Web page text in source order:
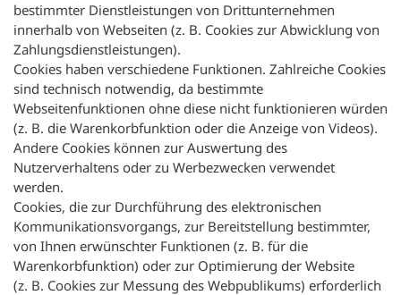
bestimmter Dienstleistungen von Drittunternehmen
innerhalb von Webseiten (z. B. Cookies zur Abwicklung von
Zahlungsdienstleistungen).
Cookies haben verschiedene Funktionen. Zahlreiche Cookies
sind technisch notwendig, da bestimmte
Webseitenfunktionen ohne diese nicht funktionieren würden
(z. B. die Warenkorbfunktion oder die Anzeige von Videos).
Andere Cookies können zur Auswertung des
Nutzerverhaltens oder zu Werbezwecken verwendet
werden.
Cookies, die zur Durchführung des elektronischen
Kommunikationsvorgangs, zur Bereitstellung bestimmter,
von Ihnen erwünschter Funktionen (z. B. für die
Warenkorbfunktion) oder zur Optimierung der Website
(z. B. Cookies zur Messung des Webpublikums) erforderlich